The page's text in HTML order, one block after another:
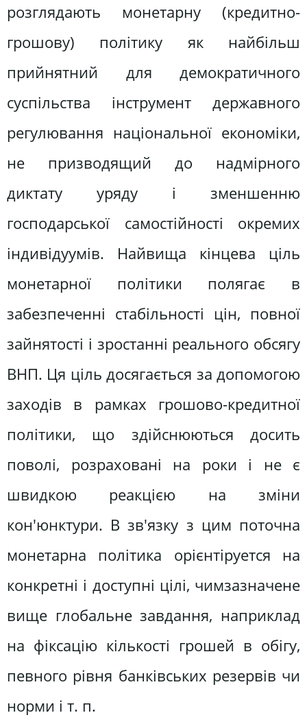
розглядають монетарну (кредитно-
грошову) політику як найбільш
прийнятний для демократичного
суспільства інструмент державного
регулювання національної економіки,
не призводящий до надмірного
диктату уряду і зменшенню
господарської самостійності окремих
iндивiдуумів. Найвища кінцева ціль
монетарної політики полягає в
забезпеченні стабільності цін, повної
зайнятості і зростанні реального обсягу
ВНП. Ця ціль досягається за допомогою
заходів в рамках грошово-кредитної
політики, що здійснюються досить
поволі, розраховані на роки і не є
швидкою реакцією на зміни
кон'юнктури. В зв'язку з цим поточна
монетарна політика орiєнтiруется на
конкретні і доступні цілі, чимзазначене
вище глобальне завдання, наприклад
на фіксацію кількості грошей в обігу,
певного рівня банківських резервів чи
норми і т. п.